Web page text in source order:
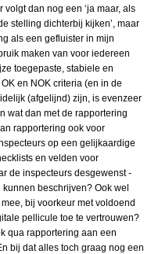
dan nog een ‘ja maar, als
stelling dichterbij kijken’, maar
als een gefluister in mijn
maken van voor iedereen
toegepaste, stabiele en
en NOK criteria (en in de
(afgelijnd) zijn, is evenzeer
wat dan met de rapportering
rapportering ook voor
op een gelijkaardige
en velden voor
de inspecteurs desgewenst -
beschrijven? Ook wel
bij voorkeur met voldoend
pellicule toe te vertrouwen?
qua rapportering aan een
bij dat alles toch graag nog een